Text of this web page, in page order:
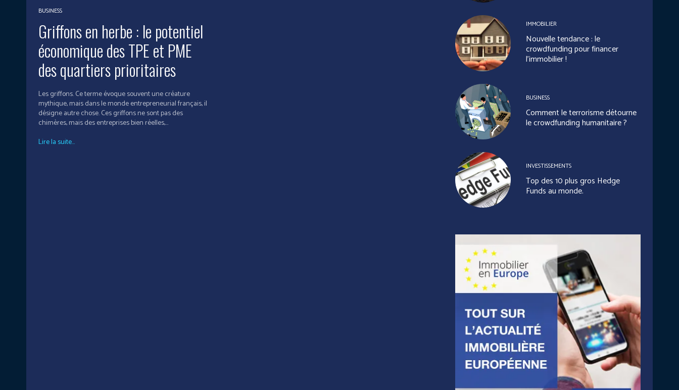
BUSINESS
Griffons en herbe : le potentiel
économique des TPE et PME
des quartiers prioritaires
Les griffons. Ce terme évoque souvent une créature
mythique, mais dans le monde entrepreneurial français, il
désigne autre chose. Ces griffons ne sont pas des
chimères, mais des entreprises bien réelles,...
Lire la suite...
IMMOBILIER
Nouvelle tendance : le
crowdfunding pour financer
l’immobilier !
BUSINESS
Comment le terrorisme détourne
le crowdfunding humanitaire ?
INVESTISSEMENTS
Top des 10 plus gros Hedge
Funds au monde.